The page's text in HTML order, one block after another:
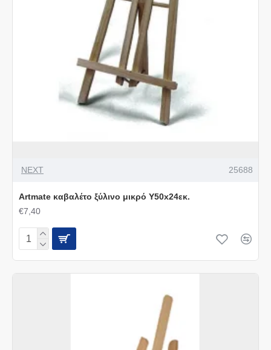
NEXT 25688
Artmate καβαλέτο ξύλινο μικρό Υ50x24εκ.
€7,40